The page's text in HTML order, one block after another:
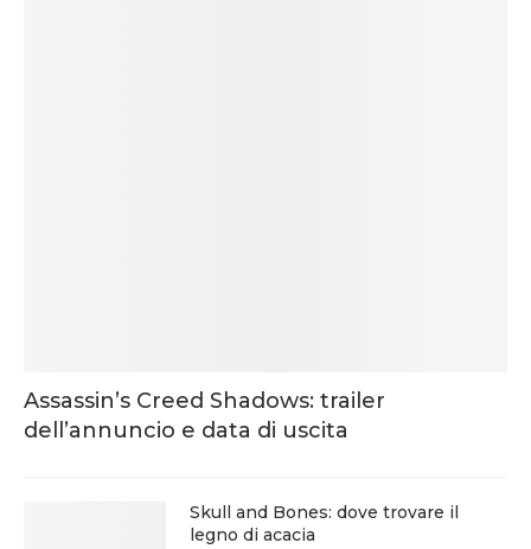
Assassin’s Creed Shadows: trailer
dell’annuncio e data di uscita
Skull and Bones: dove trovare il
legno di acacia